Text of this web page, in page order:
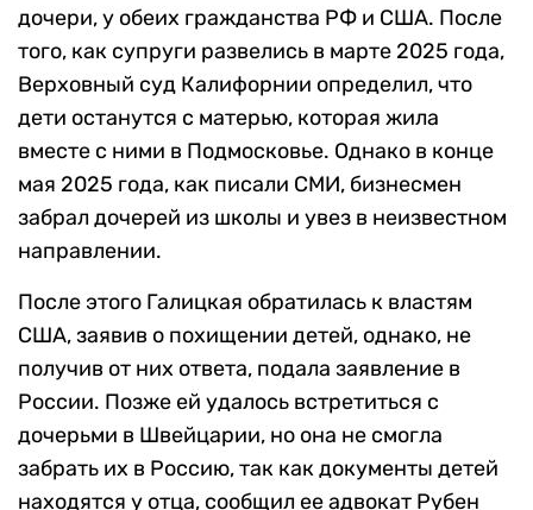
дочери, у обеих гражданства РФ и США. После
того, как супруги развелись в марте 2025 года,
Верховный суд Калифорнии определил, что
дети останутся с матерью, которая жила
вместе с ними в Подмосковье. Однако в конце
мая 2025 года, как писали СМИ, бизнесмен
забрал дочерей из школы и увез в неизвестном
направлении.
После этого Галицкая обратилась к властям
США, заявив о похищении детей, однако, не
получив от них ответа, подала заявление в
России. Позже ей удалось встретиться с
дочерьми в Швейцарии, но она не смогла
забрать их в Россию, так как документы детей
находятся у отца, сообщил ее адвокат Рубен